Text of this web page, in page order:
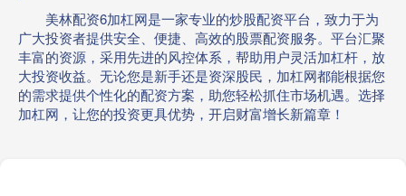
美林配资6加杠网是一家专业的炒股配资平台，致力于为
广大投资者提供安全、便捷、高效的股票配资服务。平台汇聚
丰富的资源，采用先进的风控体系，帮助用户灵活加杠杆，放
大投资收益。无论您是新手还是资深股民，加杠网都能根据您
的需求提供个性化的配资方案，助您轻松抓住市场机遇。选择
加杠网，让您的投资更具优势，开启财富增长新篇章！